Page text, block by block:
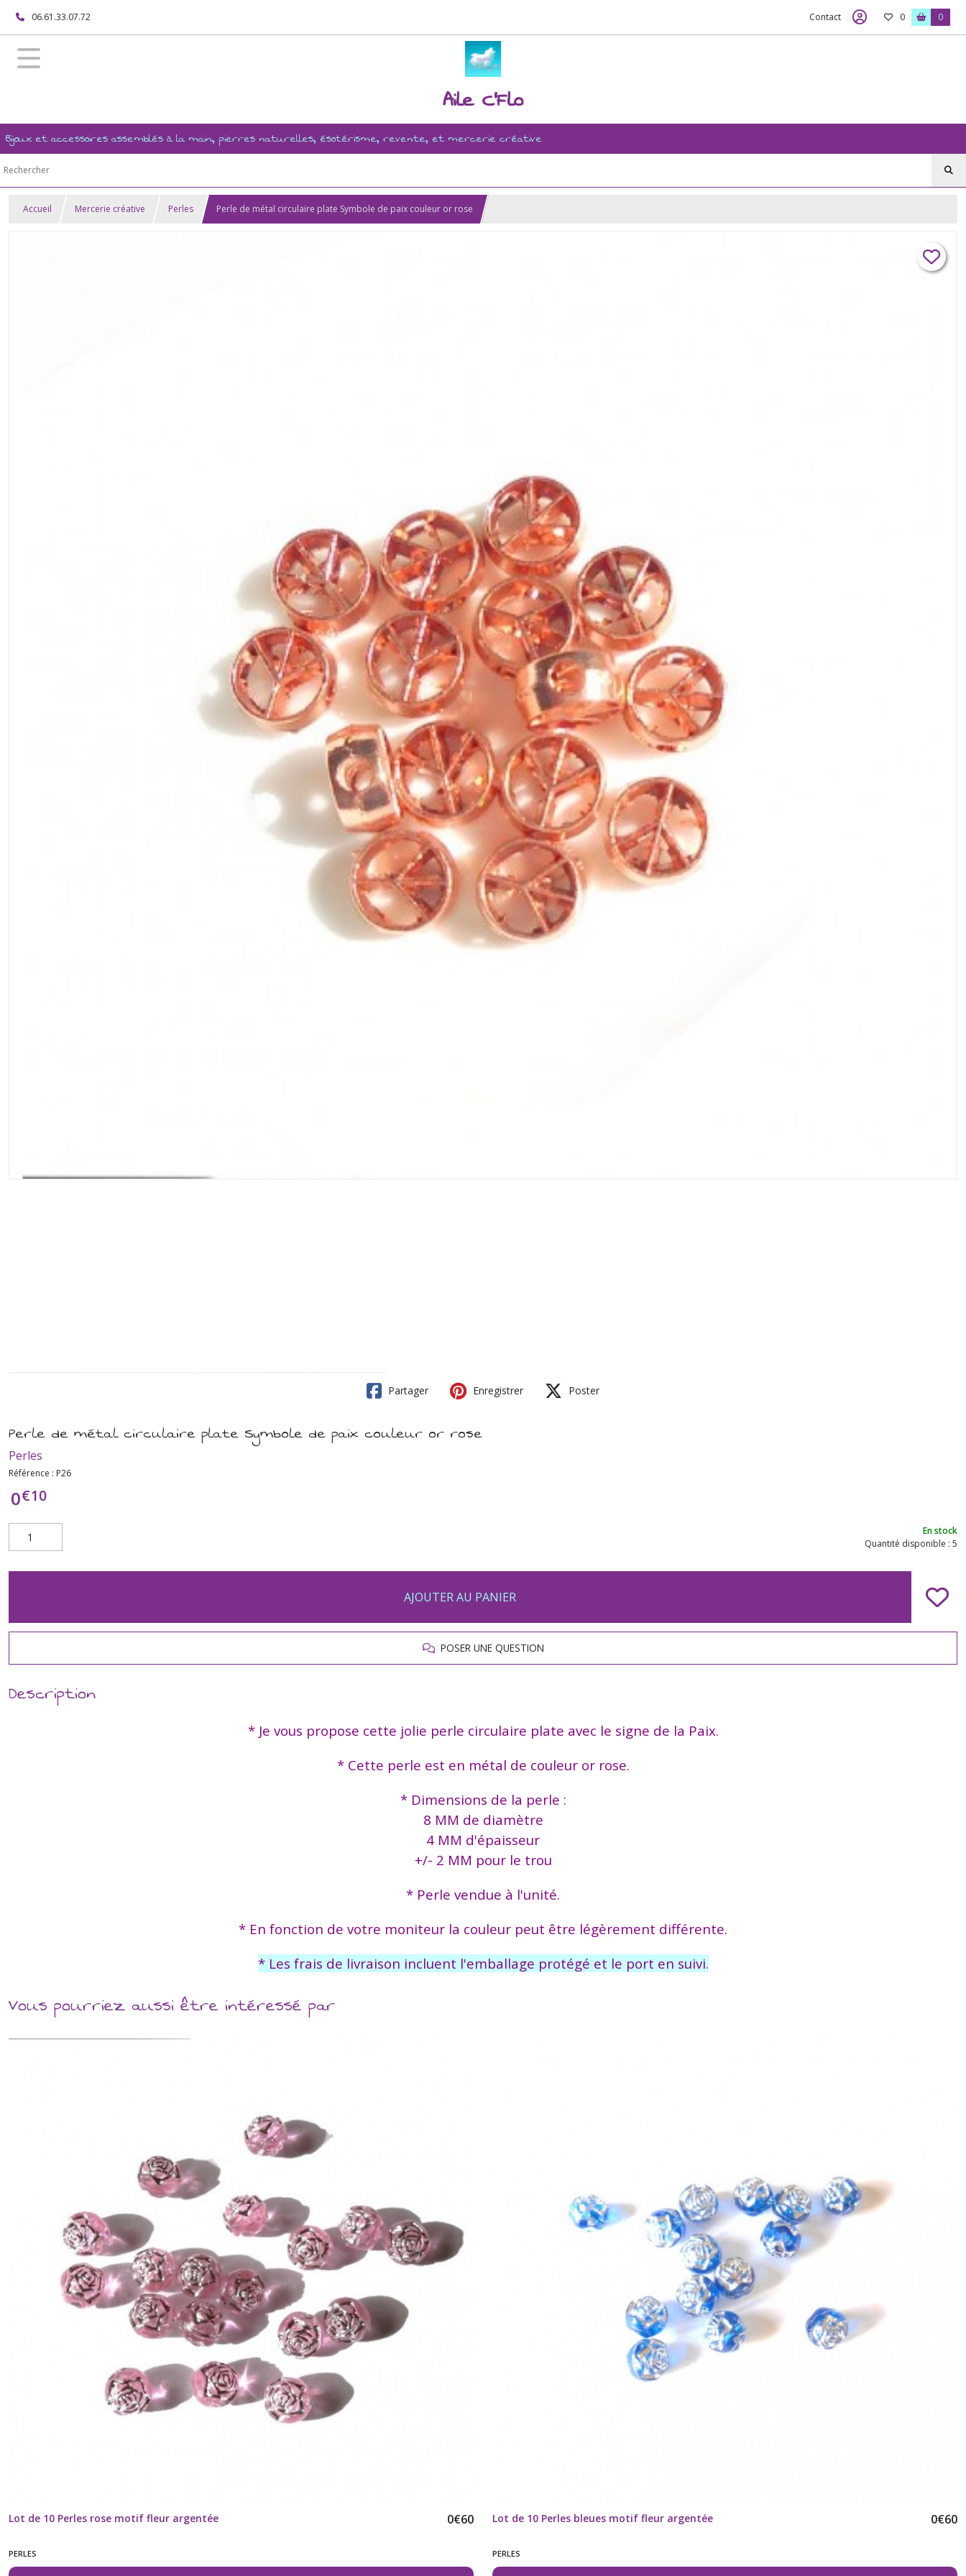
06.61.33.07.72 Contact 0 0
Aile C'Flo
Bijoux et accessoires assemblés à la main, pierres naturelles, ésotérisme, revente, et mercerie créative
Accueil Mercerie créative Perles Perle de métal circulaire plate Symbole de paix couleur or rose
Partager Enregistrer Poster
Perle de métal circulaire plate Symbole de paix couleur or rose
Perles
Référence : P26
0€10
En stock
Quantité disponible : 5
AJOUTER AU PANIER
POSER UNE QUESTION
Description
* Je vous propose cette jolie perle circulaire plate avec le signe de la Paix.
* Cette perle est en métal de couleur or rose.
* Dimensions de la perle :
8 MM de diamètre
4 MM d'épaisseur
+/- 2 MM pour le trou
* Perle vendue à l'unité.
* En fonction de votre moniteur la couleur peut être légèrement différente.
* Les frais de livraison incluent l'emballage protégé et le port en suivi.
Vous pourriez aussi être intéressé par
Lot de 10 Perles rose motif fleur argentée 0€60
PERLES
Lot de 10 Perles bleues motif fleur argentée 0€60
PERLES